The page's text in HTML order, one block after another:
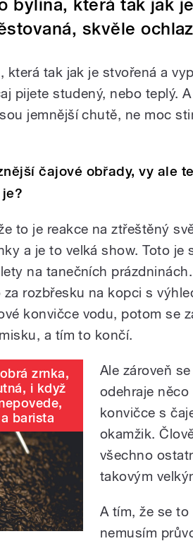
bylina, která tak jak
skvěle
která tak jak je stvořená a
pijete studený, nebo teplý.
jemnější chutě, ne moc
čajové obřady, vy ale
to je reakce na ztřeštěný
a je to velká show. Toto je
na tanečních
rozbřesku na kopci s
konvičce vodu, potom se
a tím to končí.
zrnka,
i když
barista
Ale zároveň
odehraje
konvičce s
okamžik.
všechno
takovým
A tím, že se
nemusím